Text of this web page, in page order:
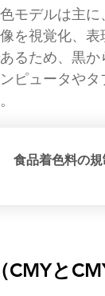
モデルは主
を視覚化、
るため、黒
ピュータや
食品着色料の
CMYと